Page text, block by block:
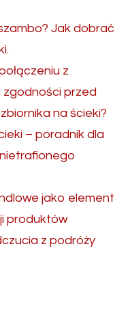
Jak dobrać
z
przed
na ścieki?
– poradnik dla
jako element
produktów
z podróży